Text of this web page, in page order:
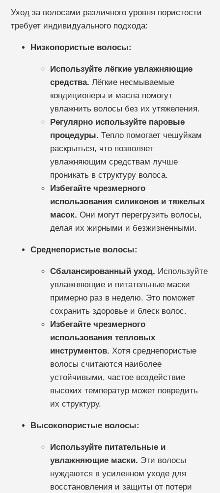
Уход за волосами различного уровня пористости
требует индивидуального подхода:
Низкопористые волосы:
Используйте лёгкие увлажняющие
средства. Лёгкие несмываемые
кондиционеры и масла помогут
увлажнить волосы без их утяжеления.
Регулярно используйте паровые
процедуры. Тепло помогает чешуйкам
раскрыться, что позволяет
увлажняющим средствам лучше
проникать в структуру волоса.
Избегайте чрезмерного
использования силиконов и тяжелых
масок. Они могут перегрузить волосы,
делая их жирными и безжизненными.
Среднепористые волосы:
Сбалансированный уход. Используйте
увлажняющие и питательные маски
примерно раз в неделю. Это поможет
сохранить здоровье и блеск волос.
Избегайте чрезмерного
использования тепловых
инструментов. Хотя среднепористые
волосы считаются наиболее
устойчивыми, частое воздействие
высоких температур может повредить
их структуру.
Высокопористые волосы:
Используйте питательные и
увлажняющие маски. Эти волосы
нуждаются в усиленном уходе для
восстановления и защиты от потери